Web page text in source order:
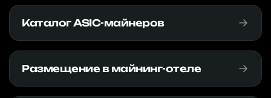
Каталог ASIC-майнеров
Размещение в майнинг-отеле